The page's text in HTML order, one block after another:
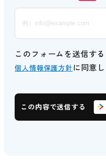
このフォームを送信する
個人情報保護方針 に同意
この内容で送信する